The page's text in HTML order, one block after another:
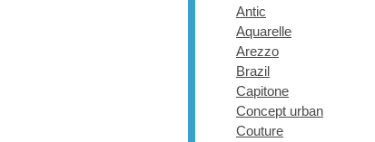
Antic
Aquarelle
Arezzo
Brazil
Capitone
Concept urban
Couture